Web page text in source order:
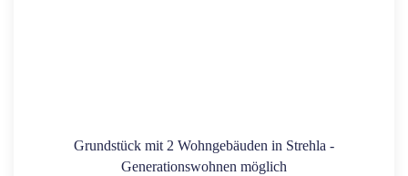
Grundstück mit 2 Wohngebäuden in Strehla -
Generationswohnen möglich